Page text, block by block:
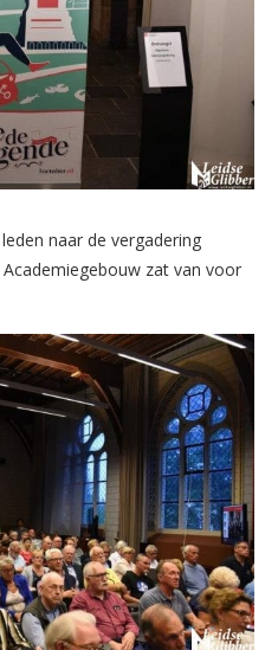
naar de vergadering
zat van voor